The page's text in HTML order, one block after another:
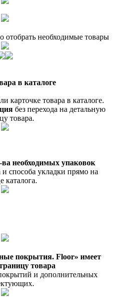
необходимые товары
в каталоге
карточке товара в каталоге.
без перехода на детальную
товара.
необходимых упаковок
способа укладки прямо на
каталога.
покрытия. Floor» имеет
товара
и дополнительных